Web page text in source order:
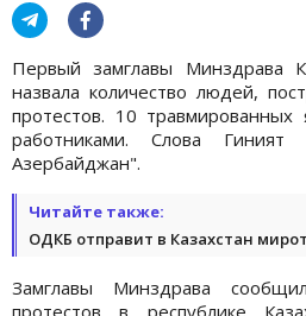
Первый замглавы Минздрава
назвала количество людей,
протестов. 10 травмированных
работниками. Слова Гиният
Азербайджан".
Читайте также:
ОДКБ отправит в Казахстан
Замглавы Минздрава
протестов в республике